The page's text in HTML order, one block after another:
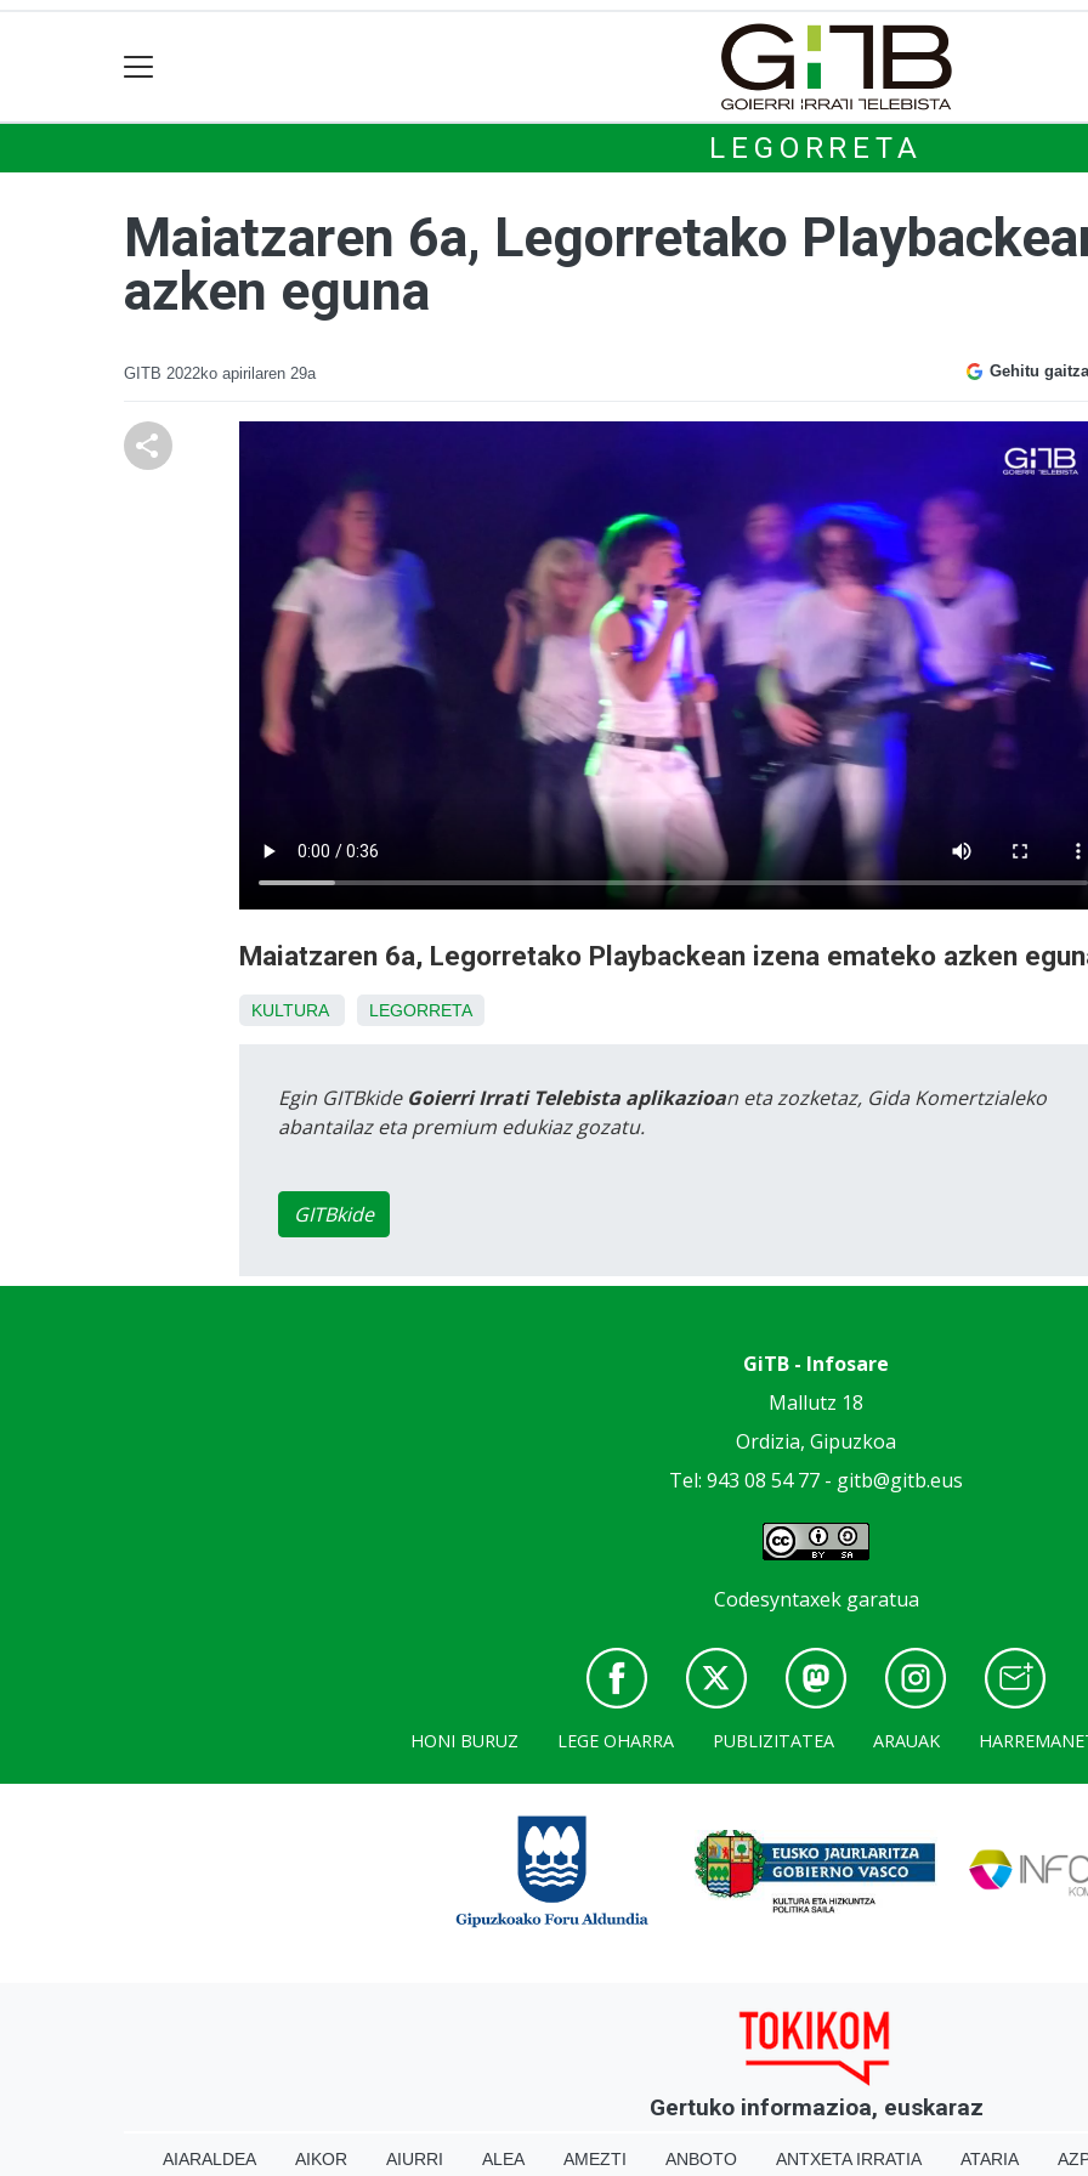
LEGORRETA
Maiatzaren 6a, Legorretako
azken eguna
GITB 2022ko apirilaren 29a Gehitu
Maiatzaren 6a, Legorretako Playbackean izena emateko azken
KULTURA LEGORRETA
Egin GITBkide Goierri Irrati Telebista aplikazioan eta zozketaz, Gida Komertzialeko
abantailaz eta premium edukiaz gozatu.
GITBkide
GiTB - Infosare
Mallutz 18
Ordizia, Gipuzkoa
Tel: 943 08 54 77 - gitb@gitb.eus
Codesyntaxek garatua
HONI BURUZ LEGE OHARRA PUBLIZITATEA ARAUAK
Gertuko informazioa, euskaraz
AIARALDEA AIKOR AIURRI ALEA AMEZTI ANBOTO ANTXETA IRRATIA ATARIA